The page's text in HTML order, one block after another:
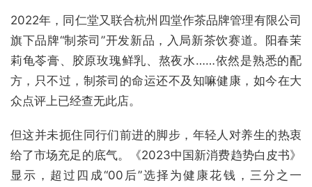
2022年，同仁堂又联合杭州四堂作茶品牌管理有限公司
旗下品牌“制茶司”开发新品，入局新茶饮赛道。阳春茉
莉龟苓膏、胶原玫瑰鲜乳、熬夜水……依然是熟悉的配
方，只不过，制茶司的命运还不及知嘛健康，如今在大
众点评上已经查无此店。
但这并未扼住同行们前进的脚步，年轻人对养生的热衷
给了市场充足的底气。《2023中国新消费趋势白皮书》
显示，超过四成“00后”选择为健康花钱，三分之一